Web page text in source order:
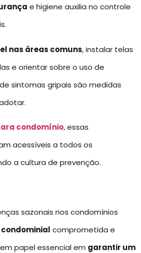
e higiene auxilia no controle
nas áreas comuns, instalar telas
e orientar sobre o uso de
sintomas gripais são medidas
condomínio, essas
acessíveis a todos os
a cultura de prevenção.
sazonais nos condomínios
comprometida e
papel essencial em garantir um